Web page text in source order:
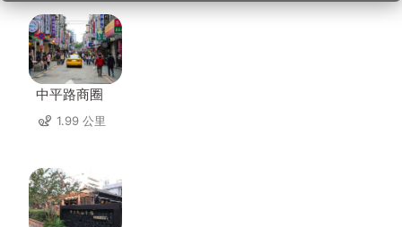
中平路商圈
1.99 公里